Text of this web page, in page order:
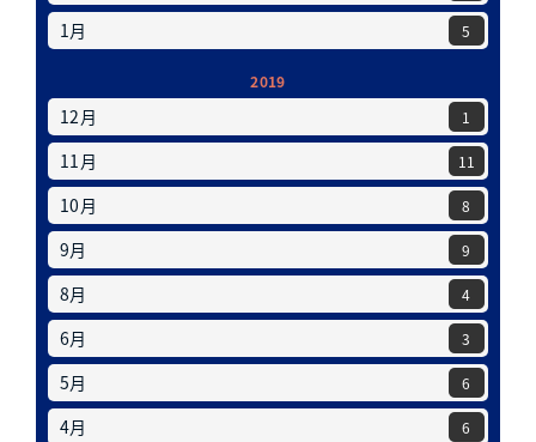
1月 5
2019
12月 1
11月 11
10月 8
9月 9
8月 4
6月 3
5月 6
4月 6